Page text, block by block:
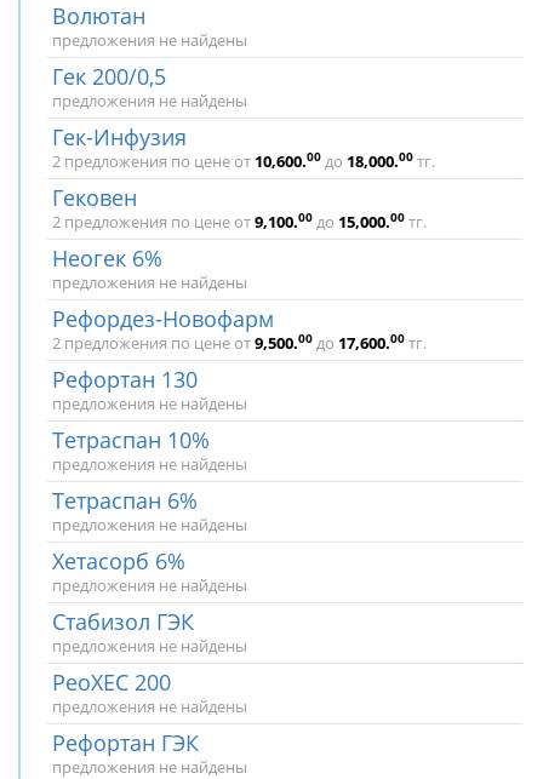
Волютан
предложения не найдены
Гек 200/0,5
предложения не найдены
Гек-Инфузия
2 предложения по цене от 10,600.00 до 18,000.00 тг.
Гековен
2 предложения по цене от9,100.00 до 15,000.00 тг.
Неогек 6%
предложения не найдены
Рефордез-Новофарм
2 предложения по цене от9,500.00 до 17,600.00 тг.
Рефортан 130
предложения не найдены
Тетраспан 10%
предложения не найдены
Тетраспан 6%
предложения не найдены
Хетасорб 6%
предложения не найдены
Стабизол ГЭК
предложения не найдены
РеоХЕС 200
предложения не найдены
Рефортан ГЭК
предложения не найдены